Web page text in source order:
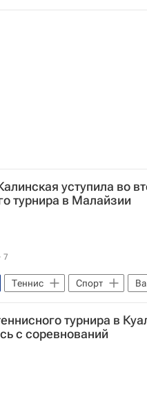
Макото Ниномия
уступила во
турнира в Малайзии
7
Теннис Спорт
турнира в
с соревнований